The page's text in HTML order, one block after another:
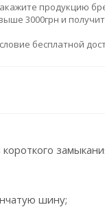
продукцию
3000грн и
бесплатной
шину;